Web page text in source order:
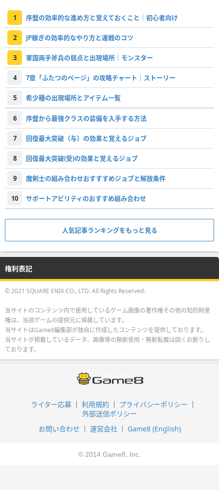
1 序盤の効率的な進め方と覚えておくこと｜初心者向け
2 JP稼ぎの効率的なやり方と連戦のコツ
3 軍国両手斧兵の弱点と出現場所｜モンスター
4 7章「ふたつのページ」の攻略チャート｜ストーリー
5 希少種の出現場所とアイテム一覧
6 序盤から最強クラスの装備を入手する方法
7 回復最大突破（与）の効果と覚えるジョブ
8 回復最大突破(受)の効果と覚えるジョブ
9 魔剣士の組み合わせおすすすめジョブと解放条件
10 サポートアビリティのおすすめ組み合わせ
人気記事ランキングをもっと見る
権利表記
© 2021 SQUARE ENIX CO., LTD. All Rights Reserved.
当サイトのコンテンツ内で使用しているゲーム画像の著作権その他の知的財産
権は、当該ゲームの提供元に帰属しています。
当サイトはGame8編集部が独自に作成したコンテンツを提供しております。
当サイトが掲載しているデータ、画像等の無断使用・無断転載は固くお断りし
ております。
ライター応募 利用規約
プライバシーポリシー
外部送信ポリシー
お問い合わせ
運営会社 Game8 (English)
© 2014 Game8, Inc.